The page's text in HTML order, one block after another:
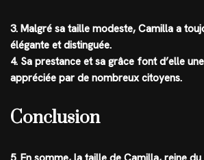
3. Malgré sa taille modeste, Camilla a
élégante et distinguée.
4. Sa prestance et sa grâce font d’elle
appréciée par de nombreux citoyens.
Conclusion